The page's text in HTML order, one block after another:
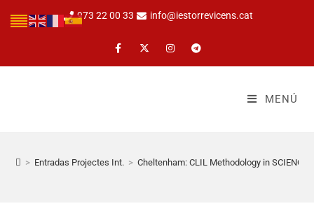
973 22 00 33 info@iestorrevicens.cat
MENÚ
> Entradas Projectes Int. > Cheltenham: CLIL Methodology in SCIENCE